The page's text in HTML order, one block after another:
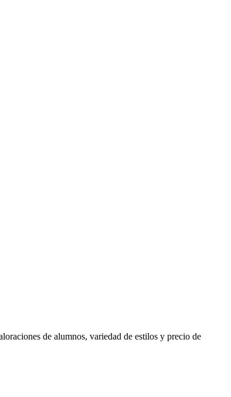
de alumnos, variedad de estilos y precio de